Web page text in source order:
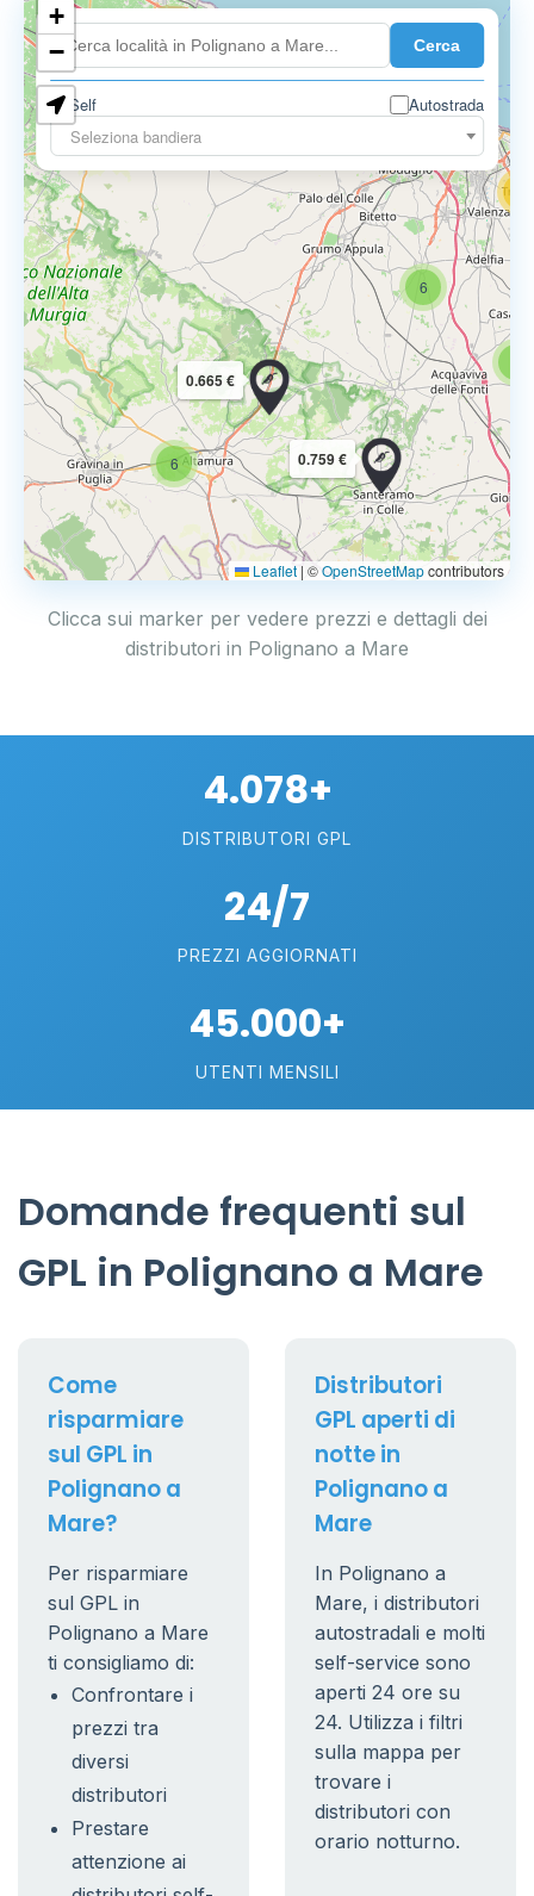
Cerca
Self
Autostrada
Seleziona bandiera
4
6
6
0.759 €
0.665 €
+
−
Leaflet | ©OpenStreetMapcontributors
Clicca sui marker per vedere prezzi e dettagli dei
distributori in Polignano a Mare
4.078+
DISTRIBUTORI GPL
24/7
PREZZI AGGIORNATI
45.000+
UTENTI MENSILI
Domande frequenti sul
GPL in Polignano a Mare
Come
risparmiare
sul GPL in
Polignano a
Mare?
Per risparmiare
sul GPL in
Polignano a Mare
ti consigliamo di:
Confrontare i
prezzi tra
diversi
distributori
Prestare
attenzione ai
Distributori
GPL aperti di
notte in
Polignano a
Mare
In Polignano a
Mare, i distributori
autostradali e molti
self-service sono
aperti 24 ore su
24. Utilizza i filtri
sulla mappa per
trovare i
distributori con
orario notturno.